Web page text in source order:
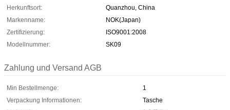
Herkunftsort:
Quanzhou, China
Markenname:
NOK(Japan)
Zertifizierung:
ISO9001:2008
Modellnummer:
SK09
Zahlung und Versand AGB
Min Bestellmenge:
1
Verpackung Informationen:
Tasche